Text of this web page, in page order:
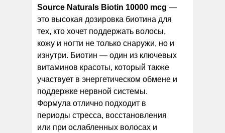
Source Naturals Biotin 10000 mcg —
это высокая дозировка биотина для
тех, кто хочет поддержать волосы,
кожу и ногти не только снаружи, но и
изнутри. Биотин — один из ключевых
витаминов красоты, который также
участвует в энергетическом обмене и
поддержке нервной системы.
Формула отлично подходит в
периоды стресса, восстановления
или при ослабленных волосах и